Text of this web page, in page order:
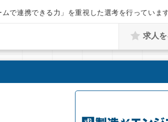
で連携できる力」を重視した選考を行っています
求人